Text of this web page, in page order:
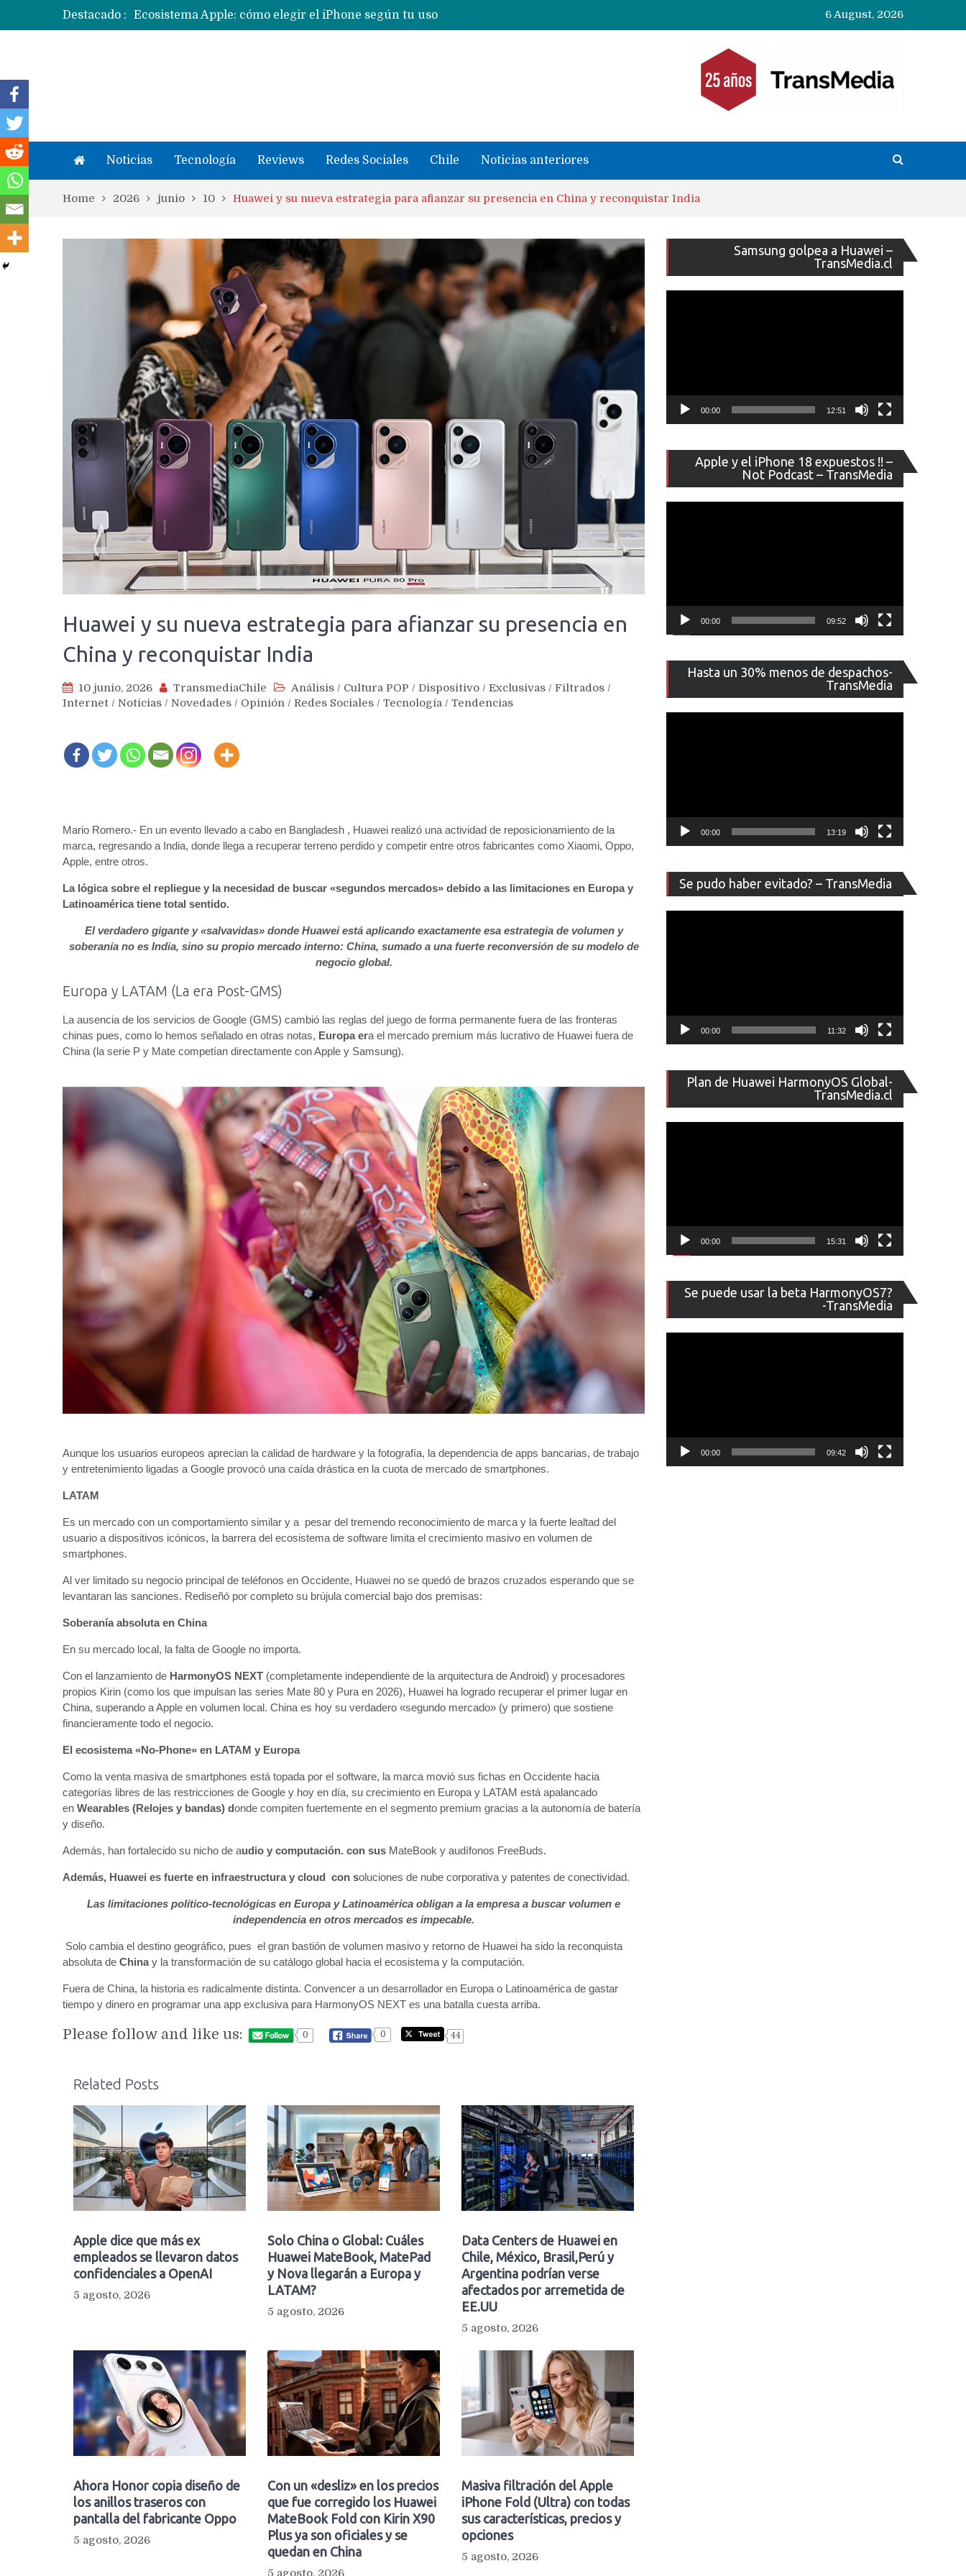
Destacado :
Apple dice que más ex empleados se llevaron datos confidenciales a OpenAI
6 August, 2026
Noticias Tecnología Reviews Redes Sociales Chile Noticias anteriores
Home 2026 junio 10 Huawei y su nueva estrategia para afianzar su presencia en China y reconquistar India
Huawei y su nueva estrategia para afianzar su presencia en
China y reconquistar India
10 junio, 2026 TransmediaChile Análisis / Cultura POP / Dispositivo / Exclusivas / Filtrados /
Internet / Noticias / Novedades / Opinión / Redes Sociales / Tecnología / Tendencias
Mario Romero.- En un evento llevado a cabo en Bangladesh , Huawei realizó una actividad de reposicionamiento de la
marca, regresando a India, donde llega a recuperar terreno perdido y competir entre otros fabricantes como Xiaomi, Oppo,
Apple, entre otros.
La lógica sobre el repliegue y la necesidad de buscar «segundos mercados» debido a las limitaciones en Europa y
Latinoamérica tiene total sentido.
El verdadero gigante y «salvavidas» donde Huawei está aplicando exactamente esa estrategia de volumen y
soberanía no es India, sino su propio mercado interno: China, sumado a una fuerte reconversión de su modelo de
negocio global.
Europa y LATAM (La era Post-GMS)
La ausencia de los servicios de Google (GMS) cambió las reglas del juego de forma permanente fuera de las fronteras
chinas pues, como lo hemos señalado en otras notas, Europa era el mercado premium más lucrativo de Huawei fuera de
China (la serie P y Mate competían directamente con Apple y Samsung).
Aunque los usuarios europeos aprecian la calidad de hardware y la fotografía, la dependencia de apps bancarias, de trabajo
y entretenimiento ligadas a Google provocó una caída drástica en la cuota de mercado de smartphones.
LATAM
Es un mercado con un comportamiento similar y a pesar del tremendo reconocimiento de marca y la fuerte lealtad del
usuario a dispositivos icónicos, la barrera del ecosistema de software limita el crecimiento masivo en volumen de
smartphones.
Al ver limitado su negocio principal de teléfonos en Occidente, Huawei no se quedó de brazos cruzados esperando que se
levantaran las sanciones. Rediseñó por completo su brújula comercial bajo dos premisas:
Soberanía absoluta en China
En su mercado local, la falta de Google no importa.
Con el lanzamiento de HarmonyOS NEXT (completamente independiente de la arquitectura de Android) y procesadores
propios Kirin (como los que impulsan las series Mate 80 y Pura en 2026), Huawei ha logrado recuperar el primer lugar en
China, superando a Apple en volumen local. China es hoy su verdadero «segundo mercado» (y primero) que sostiene
financieramente todo el negocio.
El ecosistema «No-Phone» en LATAM y Europa
Como la venta masiva de smartphones está topada por el software, la marca movió sus fichas en Occidente hacia
categorías libres de las restricciones de Google y hoy en día, su crecimiento en Europa y LATAM está apalancado
en Wearables (Relojes y bandas) donde compiten fuertemente en el segmento premium gracias a la autonomía de batería
y diseño.
Además, han fortalecido su nicho de audio y computación. con sus MateBook y audífonos FreeBuds.
Además, Huawei es fuerte en infraestructura y cloud con soluciones de nube corporativa y patentes de conectividad.
Las limitaciones político-tecnológicas en Europa y Latinoamérica obligan a la empresa a buscar volumen e
independencia en otros mercados es impecable.
Solo cambia el destino geográfico, pues el gran bastión de volumen masivo y retorno de Huawei ha sido la reconquista
absoluta de Chinay la transformación de su catálogo global hacia el ecosistema y la computación.
Fuera de China, la historia es radicalmente distinta. Convencer a un desarrollador en Europa o Latinoamérica de gastar
tiempo y dinero en programar una app exclusiva para HarmonyOS NEXT es una batalla cuesta arriba.
Please follow and like us: 0 0 44
Related Posts
Apple dice que más ex
empleados se llevaron datos
confidenciales a OpenAI
5 agosto, 2026
Solo China o Global: Cuáles
Huawei MateBook, MatePad
y Nova llegarán a Europa y
LATAM?
5 agosto, 2026
Data Centers de Huawei en
Chile, México, Brasil,Perú y
Argentina podrían verse
afectados por arremetida de
EE.UU
5 agosto, 2026
Ahora Honor copia diseño de
los anillos traseros con
pantalla del fabricante Oppo
5 agosto, 2026
Con un «desliz» en los precios
que fue corregido los Huawei
MateBook Fold con Kirin X90
Plus ya son oficiales y se
quedan en China
5 agosto, 2026
Masiva filtración del Apple
iPhone Fold (Ultra) con todas
sus características, precios y
opciones
5 agosto, 2026
Samsung golpea a Huawei –
TransMedia.cl
de
vídeo
00:00 12:51
Apple y el iPhone 18 expuestos !! –
Not Podcast – TransMedia
de
vídeo
00:00 09:52
Hasta un 30% menos de despachos-
TransMedia
de
vídeo
00:00 13:19
Se pudo haber evitado? – TransMedia
de
vídeo
00:00 11:32
Plan de Huawei HarmonyOS Global-
TransMedia.cl
de
vídeo
00:00 15:31
Se puede usar la beta HarmonyOS7?
-TransMedia
de
vídeo
00:00 09:42